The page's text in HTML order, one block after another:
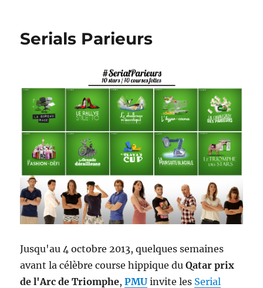
Serials Parieurs
Jusqu'au 4 octobre 2013, quelques semaines
avant la célèbre course hippique du Qatar prix
de l'Arc de Triomphe,PMU invite les Serial